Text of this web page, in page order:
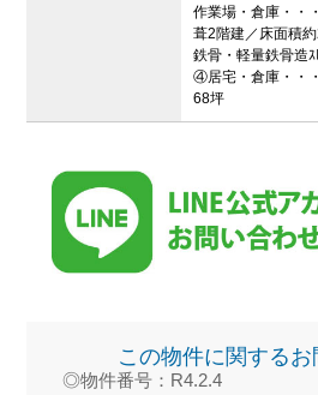
作業場・倉庫・・
葺2階建／床面積
鉄骨・軽量鉄骨造
④居宅・倉庫・・
68坪
この物件に関する
◎物件番号：R4.2.4